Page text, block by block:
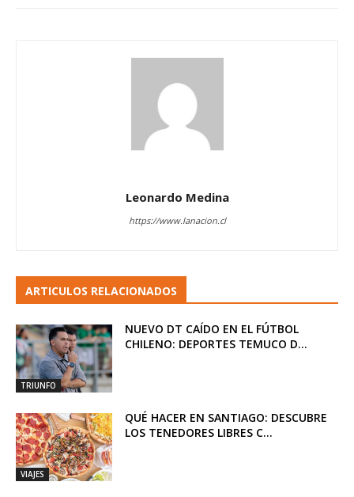
Leonardo Medina
https://www.lanacion.cl
ARTICULOS RELACIONADOS
TRIUNFO
NUEVO DT CAÍDO EN EL FÚTBOL
CHILENO: DEPORTES TEMUCO D...
VIAJES
QUÉ HACER EN SANTIAGO: DESCUBRE
LOS TENEDORES LIBRES C...